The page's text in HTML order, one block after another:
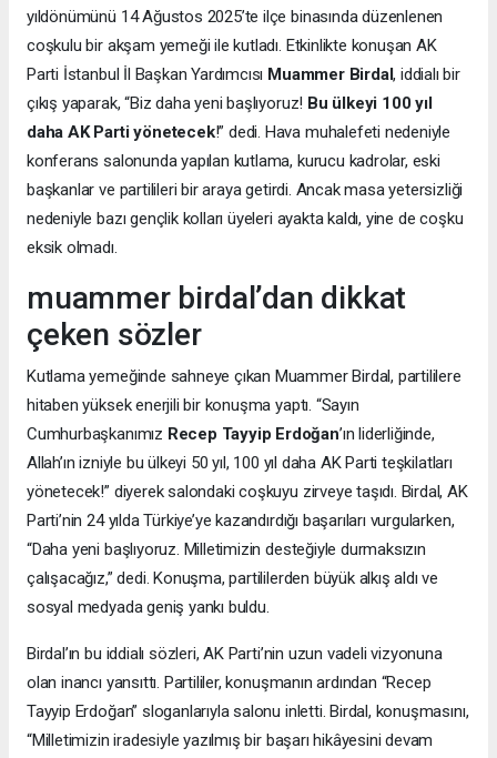
yıldönümünü 14 Ağustos 2025’te ilçe binasında düzenlenen
coşkulu bir akşam yemeği ile kutladı. Etkinlikte konuşan AK
Parti İstanbul İl Başkan Yardımcısı Muammer Birdal, iddialı bir
çıkış yaparak, “Biz daha yeni başlıyoruz! Bu ülkeyi 100 yıl
daha AK Parti yönetecek!” dedi. Hava muhalefeti nedeniyle
konferans salonunda yapılan kutlama, kurucu kadrolar, eski
başkanlar ve partilileri bir araya getirdi. Ancak masa yetersizliği
nedeniyle bazı gençlik kolları üyeleri ayakta kaldı, yine de coşku
eksik olmadı.
muammer birdal’dan dikkat
çeken sözler
Kutlama yemeğinde sahneye çıkan Muammer Birdal, partililere
hitaben yüksek enerjili bir konuşma yaptı. “Sayın
Cumhurbaşkanımız Recep Tayyip Erdoğan’ın liderliğinde,
Allah’ın izniyle bu ülkeyi 50 yıl, 100 yıl daha AK Parti teşkilatları
yönetecek!” diyerek salondaki coşkuyu zirveye taşıdı. Birdal, AK
Parti’nin 24 yılda Türkiye’ye kazandırdığı başarıları vurgularken,
“Daha yeni başlıyoruz. Milletimizin desteğiyle durmaksızın
çalışacağız,” dedi. Konuşma, partililerden büyük alkış aldı ve
sosyal medyada geniş yankı buldu.
Birdal’ın bu iddialı sözleri, AK Parti’nin uzun vadeli vizyonuna
olan inancı yansıttı. Partililer, konuşmanın ardından “Recep
Tayyip Erdoğan” sloganlarıyla salonu inletti. Birdal, konuşmasını,
“Milletimizin iradesiyle yazılmış bir başarı hikâyesini devam